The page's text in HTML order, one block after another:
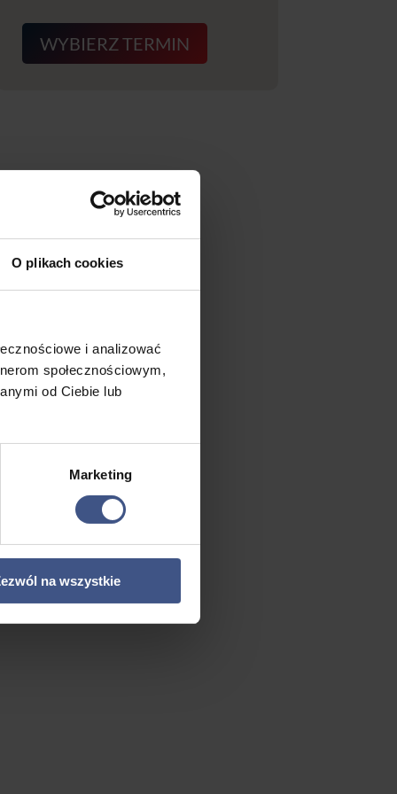
O plikach cookies
i analizować
społecznościowym,
od Ciebie lub
Marketing
na wszystkie
WYBIERZ TERMIN